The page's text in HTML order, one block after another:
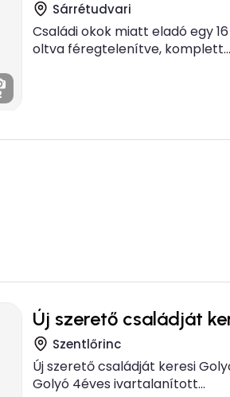
Sárrétudvari
Családi okok miatt eladó egy
oltva féregtelenítve, komplett...
Új szerető családját
Szentlőrinc
Új szerető családját keresi
Golyó 4éves ivartalanított...